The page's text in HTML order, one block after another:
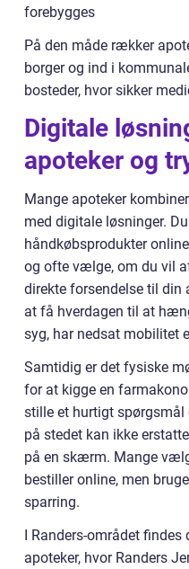
forebygges
På den måde rækker
borger og ind i
bosteder, hvor sikker
Digitale
apoteker og
Mange apoteker
med digitale løsninger.
håndkøbsprodukter
og ofte vælge, om du vil
direkte forsendelse til din
at få hverdagen til at
syg, har nedsat mobilitet
Samtidig er det fysiske
for at kigge en
stille et hurtigt
på stedet kan ikke
på en skærm. Mange
bestiller online, men
sparring.
I Randers-området
apoteker, hvor Randers